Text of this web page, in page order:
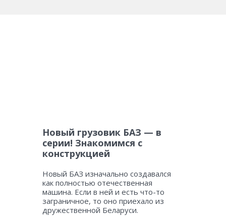
Новый грузовик БАЗ — в
серии! Знакомимся с
конструкцией
Новый БАЗ изначально создавался
как полностью отечественная
машина. Если в ней и есть что-то
заграничное, то оно приехало из
дружественной Беларуси.